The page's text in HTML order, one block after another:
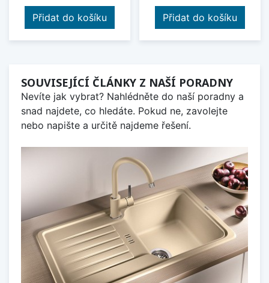
Přidat do košíku Přidat do košíku
SOUVISEJÍCÍ ČLÁNKY Z NAŠÍ PORADNY
Nevíte jak vybrat? Nahlédněte do naší poradny a
snad najdete, co hledáte. Pokud ne, zavolejte
nebo napište a určitě najdeme řešení.